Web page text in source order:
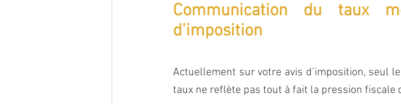
Communication du taux
d’imposition
Actuellement sur votre avis d’imposition, seul
taux ne reflète pas tout à fait la pression fiscale